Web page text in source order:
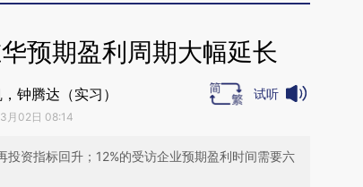
预期盈利周期大幅延长
钟腾达（实习）
月02日 08:14
试听
资指标回升；12%的受访企业预期盈利时间需要六